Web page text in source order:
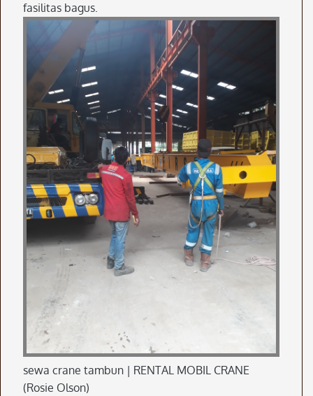
fasilitas bagus.
sewa crane tambun | RENTAL MOBIL CRANE
(Rosie Olson)